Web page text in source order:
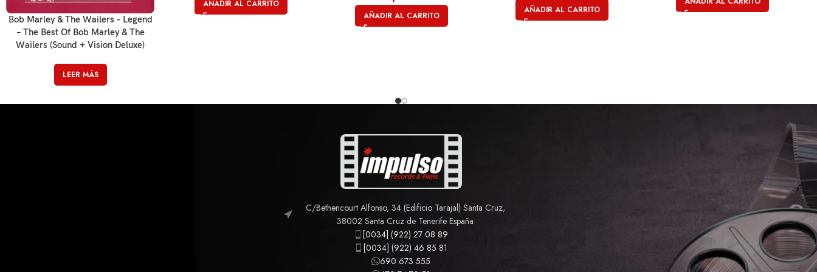
Bob Marley & The Wailers – Legend
– The Best Of Bob Marley & The
Wailers (Sound + Vision Deluxe)
LEER MÁS
AÑADIR AL CARRITO
AÑADIR AL CARRITO
AÑADIR AL CARRITO
C/Bethencourt Alfonso, 34 (Edificio Tarajal) Santa Cruz,
38002 Santa Cruz de Tenerife España
[0034] (922) 27 08 89
[0034] (922) 46 85 81
690 673 555